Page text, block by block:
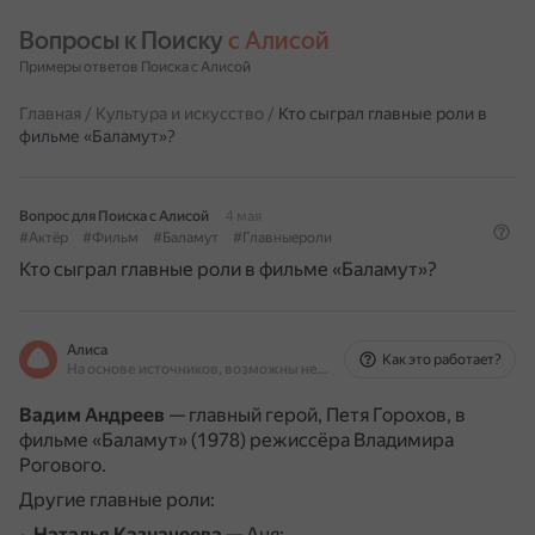
Вопросы к Поиску с Алисой
Примеры ответов Поиска с Алисой
Главная / Культура и искусство / Кто сыграл главные роли в
фильме «Баламут»?
Вопрос для Поиска с Алисой
4 мая
#Актёр
#Фильм #Баламут #Главныероли
Кто сыграл главные роли в фильме «Баламут»?
Алиса
На основе источников, возможны неточности
Как это работает?
Вадим Андреев — главный герой, Петя Горохов, в
фильме «Баламут» (1978) режиссёра Владимира
Рогового.
Другие главные роли: